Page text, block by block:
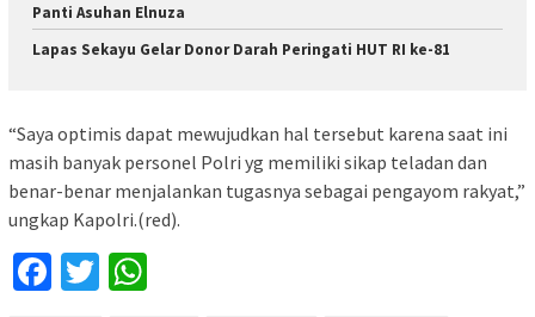
Panti Asuhan Elnuza
Lapas Sekayu Gelar Donor Darah Peringati HUT RI ke-81
“Saya optimis dapat mewujudkan hal tersebut karena saat ini
masih banyak personel Polri yg memiliki sikap teladan dan
benar-benar menjalankan tugasnya sebagai pengayom rakyat,”
ungkap Kapolri.(red).
Facebook
Twitter